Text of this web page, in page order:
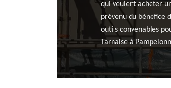
qui veulent acheter
prévenu du bénéfice
outils convenables
Tarnaise à